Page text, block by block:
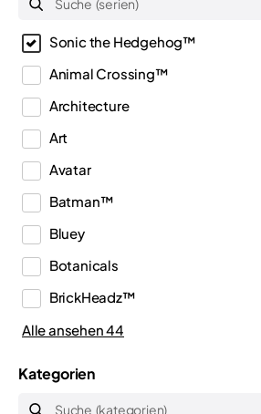
Sonic the Hedgehog™
Animal Crossing™
Architecture
Art
Avatar
Batman™
Bluey
Botanicals
BrickHeadz™
City
Alle ansehen 44
Kategorien